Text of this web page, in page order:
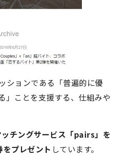
ションである「普遍的に優
」ことを支援する、仕組みや
チングサービス「pairs」を
プレゼント しています。